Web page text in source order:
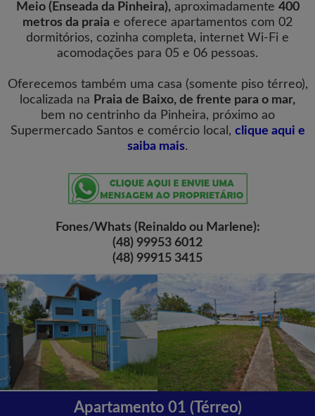
Meio (Enseada da Pinheira),aproximadamente 400
metros da praia e oferece apartamentos com 02
dormitórios, cozinha completa, internet Wi-Fi e
acomodações para 05 e 06 pessoas.
Oferecemos também uma casa (somente piso térreo),
localizada na Praia de Baixo, de frente para o mar,
bem no centrinho da Pinheira, próximo ao
Supermercado Santos e comércio local, clique aqui e
saiba mais.
Fones/Whats (Reinaldo ou Marlene):
(48) 99953 6012
(48) 99915 3415
Apartamento 01 (Térreo)